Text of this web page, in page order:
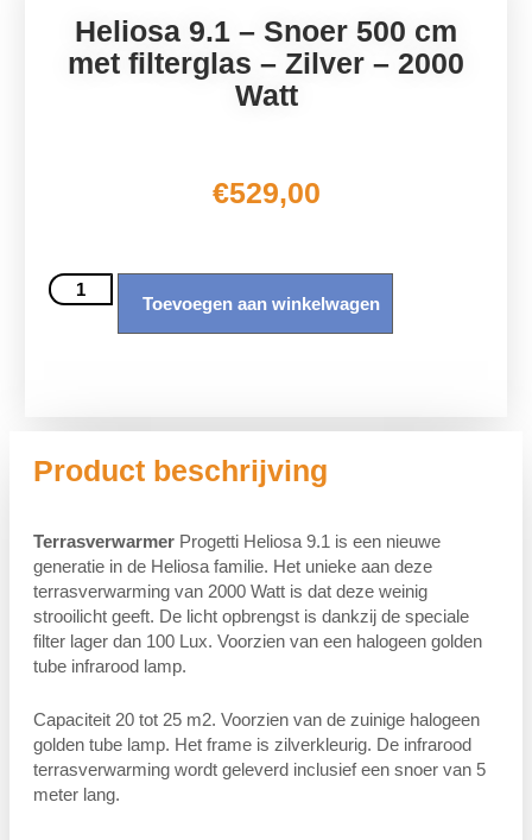
Heliosa 9.1 – Snoer 500 cm
met filterglas – Zilver – 2000
Watt
€529,00
Toevoegen aan winkelwagen
Product beschrijving
Terrasverwarmer Progetti Heliosa 9.1 is een nieuwe
generatie in de Heliosa familie. Het unieke aan deze
terrasverwarming van 2000 Watt is dat deze weinig
strooilicht geeft. De licht opbrengst is dankzij de speciale
filter lager dan 100 Lux. Voorzien van een halogeen golden
tube infrarood lamp.
Capaciteit 20 tot 25 m2. Voorzien van de zuinige halogeen
golden tube lamp. Het frame is zilverkleurig. De infrarood
terrasverwarming wordt geleverd inclusief een snoer van 5
meter lang.